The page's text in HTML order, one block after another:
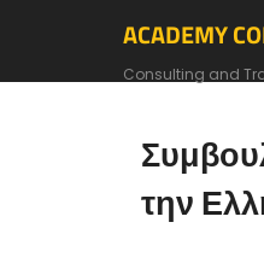
ACADEMY
Consulting and
την